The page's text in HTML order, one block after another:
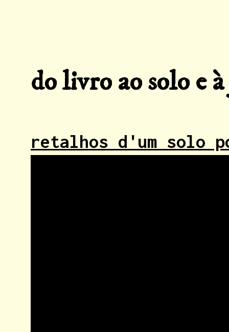
do livro ao solo e
retalhos d'um solo